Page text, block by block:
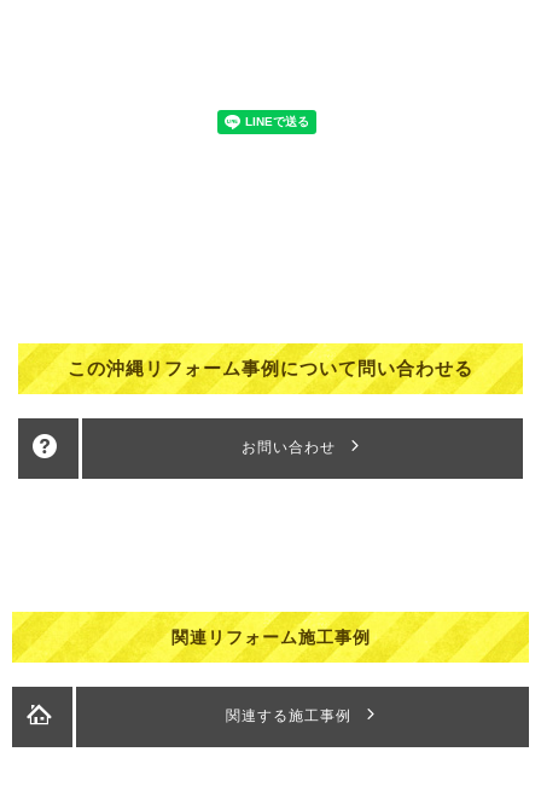
この沖縄リフォーム事例について問い合わせる
お問い合わせ
関連リフォーム施工事例
関連する施工事例